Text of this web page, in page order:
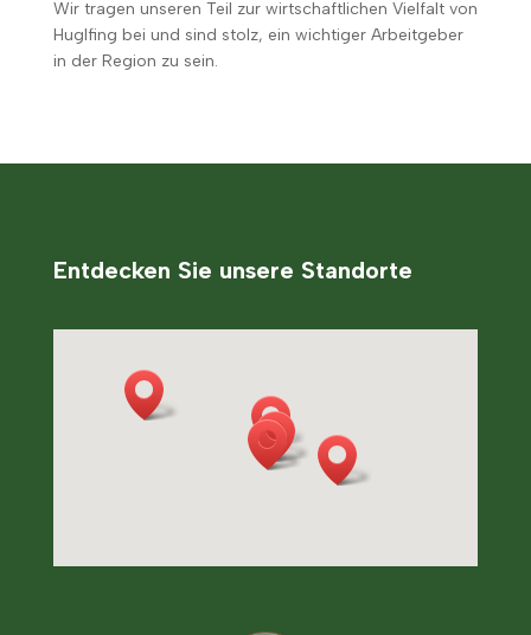
Wir tragen unseren Teil zur wirtschaftlichen Vielfalt von
Huglfing bei und sind stolz, ein wichtiger Arbeitgeber
in der Region zu sein.
Entdecken Sie unsere Standorte